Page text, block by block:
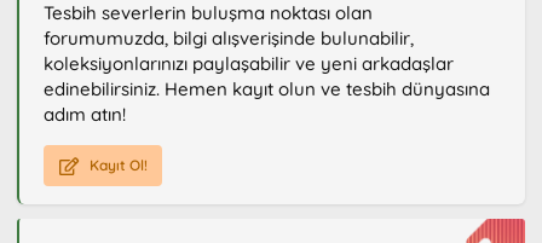
Tesbih severlerin buluşma noktası olan
forumumuzda, bilgi alışverişinde bulunabilir,
koleksiyonlarınızı paylaşabilir ve yeni arkadaşlar
edinebilirsiniz. Hemen kayıt olun ve tesbih dünyasına
adım atın!
Kayıt Ol!